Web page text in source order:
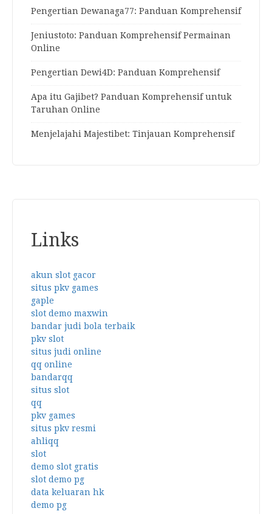
Pengertian Dewanaga77: Panduan Komprehensif
Jeniustoto: Panduan Komprehensif Permainan
Online
Pengertian Dewi4D: Panduan Komprehensif
Apa itu Gajibet? Panduan Komprehensif untuk
Taruhan Online
Menjelajahi Majestibet: Tinjauan Komprehensif
Links
akun slot gacor
situs pkv games
gaple
slot demo maxwin
bandar judi bola terbaik
pkv slot
situs judi online
qq online
bandarqq
situs slot
qq
pkv games
situs pkv resmi
ahliqq
slot
demo slot gratis
slot demo pg
data keluaran hk
demo pg